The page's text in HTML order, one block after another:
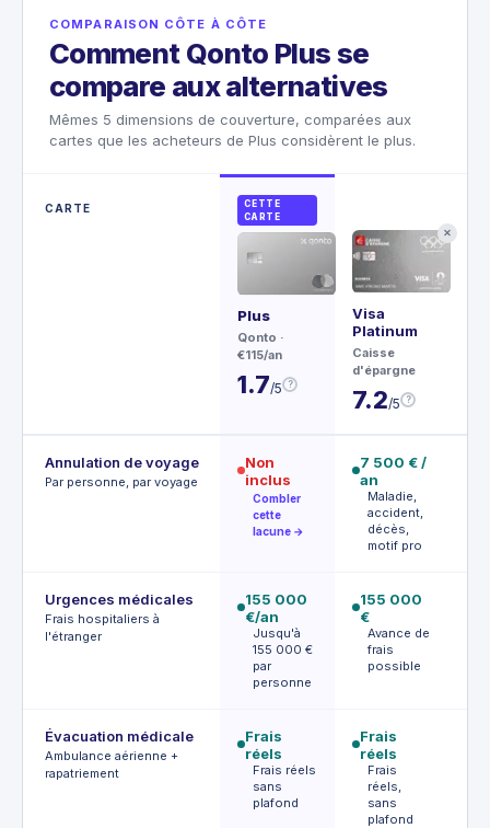
COMPARAISON CÔTE À CÔTE
Comment Qonto Plus se
compare aux alternatives
Mêmes 5 dimensions de couverture, comparées aux
cartes que les acheteurs de Plus considèrent le plus.
CARTE
CETTE
CARTE
Plus
Qonto ·
€115/an
1.7/5 ?
✕
Visa
Platinum
Caisse
d'épargne
7.2/5 ?
Annulation de voyage
Par personne, par voyage
Non
inclus
Combler
cette
lacune →
7 500 € /
an
Maladie,
accident,
décès,
motif pro
Urgences médicales
Frais hospitaliers à
l'étranger
155 000
€/an
Jusqu'à
155 000 €
par
personne
155 000
€
Avance de
frais
possible
Évacuation médicale
Ambulance aérienne +
rapatriement
Frais
réels
Frais réels
sans
plafond
Frais
réels
Frais
réels,
sans
plafond